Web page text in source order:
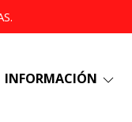
INFORMACIÓN